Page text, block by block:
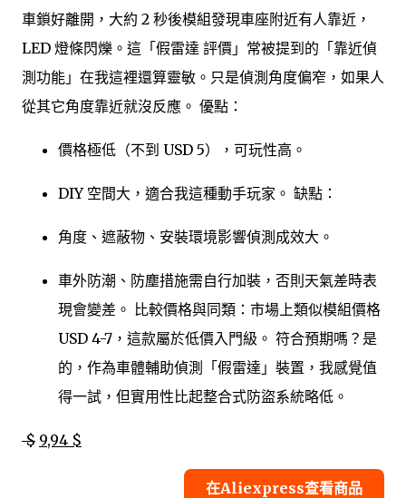
車鎖好離開，大約 2 秒後模組發現車座附近有人靠近，
LED 燈條閃爍。這「假雷達 評價」常被提到的「靠近偵
測功能」在我這裡還算靈敏。只是偵測角度偏窄，如果人
從其它角度靠近就沒反應。 優點：
價格極低（不到 USD 5），可玩性高。
DIY 空間大，適合我這種動手玩家。 缺點：
角度、遮蔽物、安裝環境影響偵測成效大。
車外防潮、防塵措施需自行加裝，否則天氣差時表
現會變差。 比較價格與同類：市場上類似模組價格
USD 4-7，這款屬於低價入門級。 符合預期嗎？是
的，作為車體輔助偵測「假雷達」裝置，我感覺值
得一試，但實用性比起整合式防盜系統略低。
$ 9,94 $
在Aliexpress查看商品